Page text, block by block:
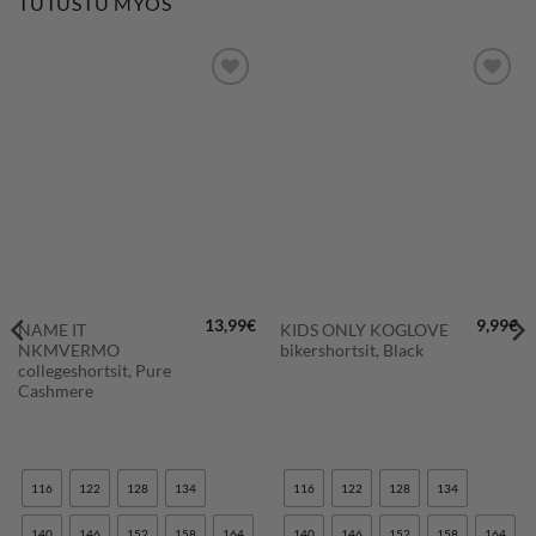
NAME IT
NKMVERMO
collegeshortsit, Pure
Cashmere
13,99€
116 122 128 134
KIDS ONLY KOGLOVE
bikershortsit, Black
9,99€
116 122 128 134